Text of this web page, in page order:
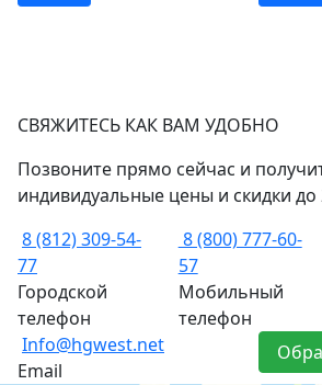
СВЯЖИТЕСЬ КАК ВАМ УДОБНО
Позвоните прямо сейчас и
индивидуальные цены и скидки до
8 (812) 309-54-
77
Городской
телефон
8 (800) 777-60-
57
Мобильный
телефон
Info@hgwest.net
Email